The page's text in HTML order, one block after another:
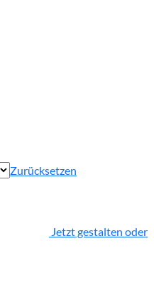
Zurücksetzen
Jetzt gestalten oder